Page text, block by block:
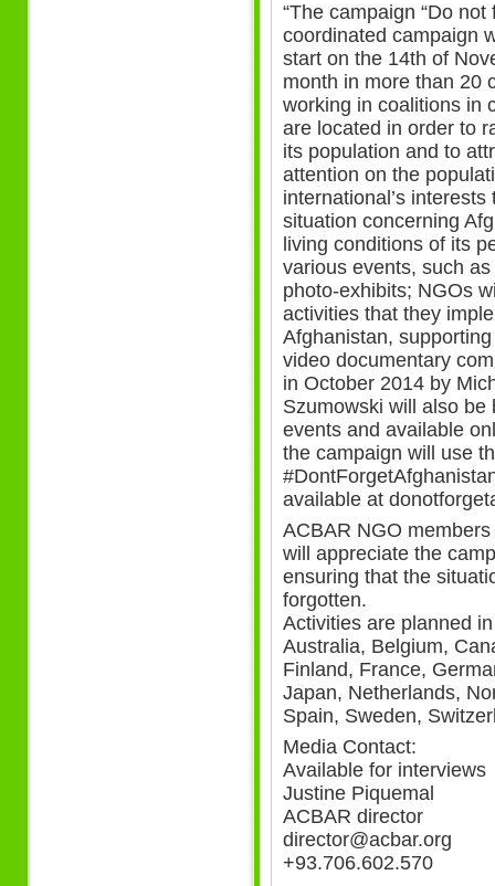
“The campaign “Do
coordinated campaign
start on the 14th of
month in more than 20
working in coalitions in
are located in order to
its population and to
attention on the
international’s
situation concerning
living conditions of its
various events, such
photo-exhibits; NGOs
activities that they
Afghanistan,
video documentary
in October 2014 by
Szumowski will also
events and available
the campaign will use
available at
ACBAR NGO
will appreciate the
ensuring that the
forgotten.
Activities are planned
Australia, Belgium,
Finland, France,
Japan, Netherlands,
Spain, Sweden,
Media Contact:
Available for interviews
Justine Piquemal
ACBAR director
director@acbar.org
+93.706.602.570